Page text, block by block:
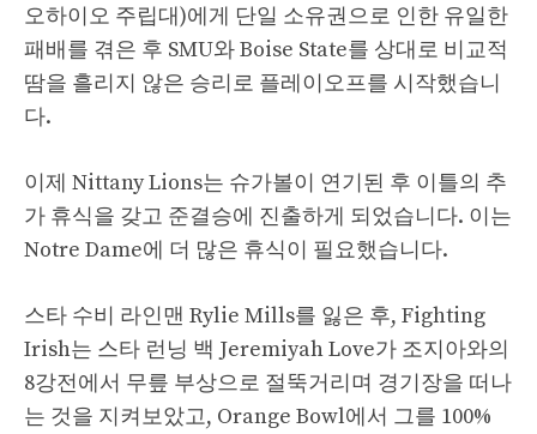
오하이오 주립대)에게 단일 소유권으로 인한 유일한
패배를 겪은 후 SMU와 Boise State를 상대로 비교적
땀을 흘리지 않은 승리로 플레이오프를 시작했습니
다.
이제 Nittany Lions는 슈가볼이 연기된 후 이틀의 추
가 휴식을 갖고 준결승에 진출하게 되었습니다. 이는
Notre Dame에 더 많은 휴식이 필요했습니다.
스타 수비 라인맨 Rylie Mills를 잃은 후, Fighting
Irish는 스타 런닝 백 Jeremiyah Love가 조지아와의
8강전에서 무릎 부상으로 절뚝거리며 경기장을 떠나
는 것을 지켜보았고, Orange Bowl에서 그를 100%